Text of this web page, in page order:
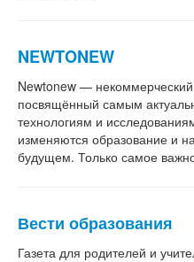
NEWTONEW
Newtonew —
посвящённый самым
технологиям и
изменяются образование и
будущем. Только самое
Вести образования
Газета для родителей и